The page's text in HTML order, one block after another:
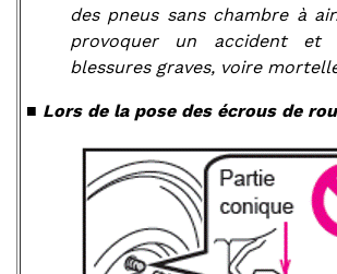
des pneus sans chambre à
provoquer un accident et
blessures graves, voire
■ Lors de la pose des écrous de